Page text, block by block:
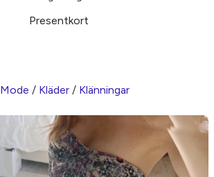
Presentkort
Mode / Kläder / Klänningar